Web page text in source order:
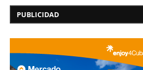
PUBLICIDAD